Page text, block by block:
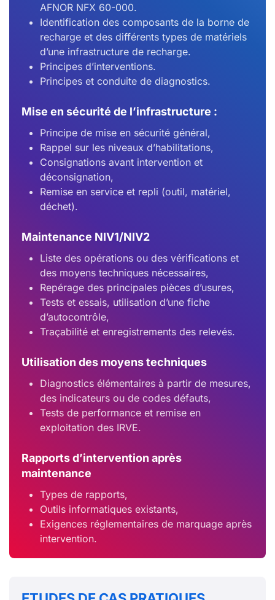
AFNOR NFX 60-000.
Identification des composants de la borne de
recharge et des différents types de matériels
d’une infrastructure de recharge.
Principes d’interventions.
Principes et conduite de diagnostics.
Mise en sécurité de l’infrastructure :
Principe de mise en sécurité général,
Rappel sur les niveaux d’habilitations,
Consignations avant intervention et
déconsignation,
Remise en service et repli (outil, matériel,
déchet).
Maintenance NIV1/NIV2
Liste des opérations ou des vérifications et
des moyens techniques nécessaires,
Repérage des principales pièces d’usures,
Tests et essais, utilisation d’une fiche
d’autocontrôle,
Traçabilité et enregistrements des relevés.
Utilisation des moyens techniques
Diagnostics élémentaires à partir de mesures,
des indicateurs ou de codes défauts,
Tests de performance et remise en
exploitation des IRVE.
Rapports d’intervention après
maintenance
Types de rapports,
Outils informatiques existants,
Exigences réglementaires de marquage après
intervention.